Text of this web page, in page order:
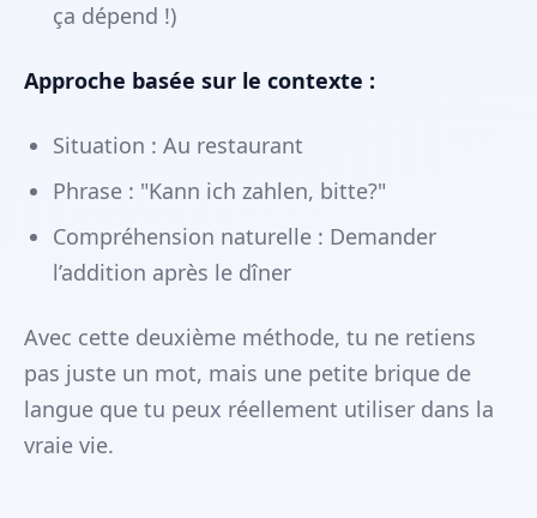
ça dépend !)
Approche basée sur le contexte :
Situation : Au restaurant
Phrase : "Kann ich zahlen, bitte?"
Compréhension naturelle : Demander
l’addition après le dîner
Avec cette deuxième méthode, tu ne retiens
pas juste un mot, mais une petite brique de
langue que tu peux réellement utiliser dans la
vraie vie.